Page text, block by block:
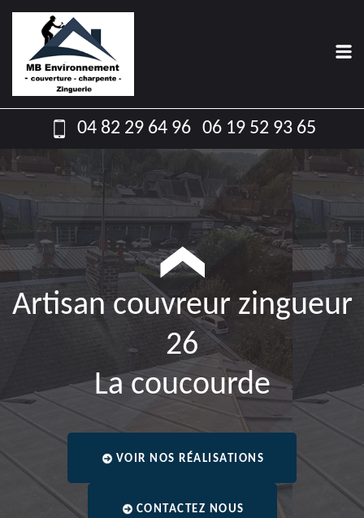
04 82 29 64 96 06 19 52 93 65
Artisan couvreur zingueur
26
La coucourde
VOIR NOS RÉALISATIONS
CONTACTEZ NOUS